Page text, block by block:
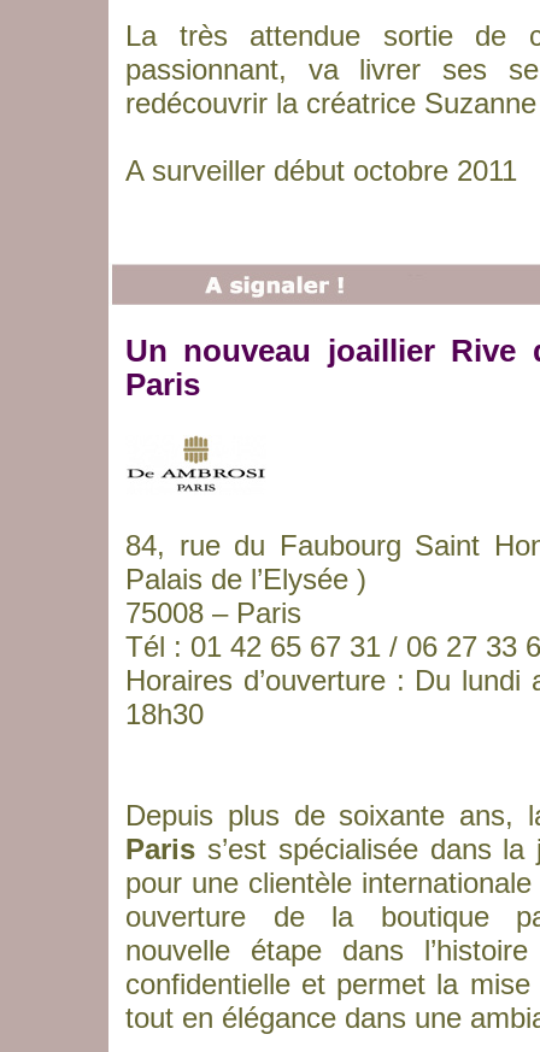
La très attendue sortie de
passionnant, va livrer ses
redécouvrir la créatrice
A surveiller début octobre 2011
Un nouveau joaillier Rive
Paris
84, rue du Faubourg Saint
Palais de l’Elysée )
75008 – Paris
Tél : 01 42 65 67 31 / 06 27 33
Horaires d’ouverture : Du
18h30
Depuis plus de soixante ans,
Paris s’est spécialisée dans
pour une clientèle
ouverture de la boutique
nouvelle étape dans
confidentielle et permet la
tout en élégance dans une